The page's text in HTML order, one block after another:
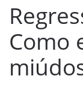
Como